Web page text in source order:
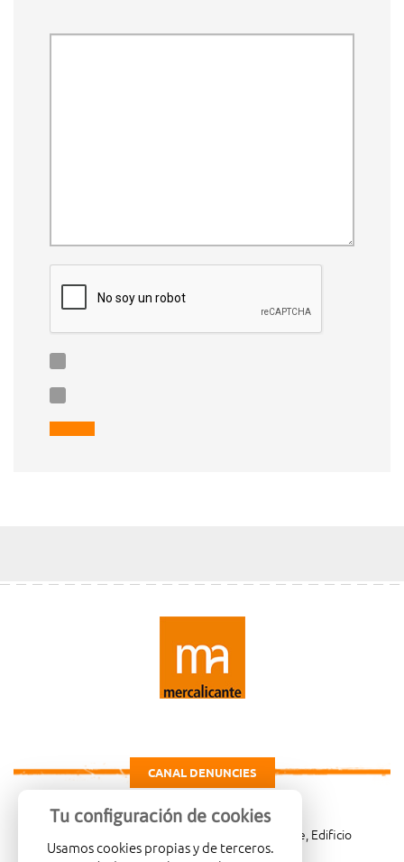
CANAL DENUNCIES
Carretera de Madrid Km. 4, 03007 Alicante, Edificio
Administrativo, planta 3ª
Tu configuración de cookies
Usamos cookies propias y de terceros.